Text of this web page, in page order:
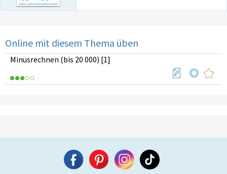
Online mit diesem Thema üben
Minusrechnen (bis 20 000) [1]